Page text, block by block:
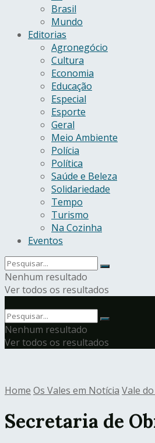
Brasil
Mundo
Editorias
Agronegócio
Cultura
Economia
Educação
Especial
Esporte
Geral
Meio Ambiente
Polícia
Política
Saúde e Beleza
Solidariedade
Tempo
Turismo
Na Cozinha
Eventos
Nenhum resultado
Ver todos os resultados
Nenhum resultado
Ver todos os resultados
Home Os Vales em Notícia Vale
Secretaria de